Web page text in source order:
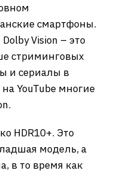
смартфоны.
Vision – это
стриминговых
и сериалы в
YouTube многие
HDR10+. Это
модель, а
в то время как